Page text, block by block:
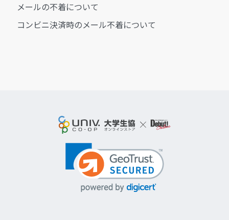
メールの不着について
コンビニ決済時のメール不着について